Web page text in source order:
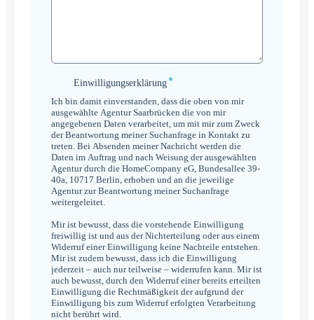
Einwilligungserklärung
Einwilligungserklärung*
Ich bin damit einverstanden, dass die oben von mir
ausgewählte Agentur Saarbrücken die von mir
angegebenen Daten verarbeitet, um mit mir zum Zweck
der Beantwortung meiner Suchanfrage in Kontakt zu
treten. Bei Absenden meiner Nachricht werden die
Daten im Auftrag und nach Weisung der ausgewählten
Agentur durch die HomeCompany eG, Bundesallee 39-
40a, 10717 Berlin, erhoben und an die jeweilige
Agentur zur Beantwortung meiner Suchanfrage
weitergeleitet.
Mir ist bewusst, dass die vorstehende Einwilligung
freiwillig ist und aus der Nichterteilung oder aus einem
Widerruf einer Einwilligung keine Nachteile entstehen.
Mir ist zudem bewusst, dass ich die Einwilligung
jederzeit – auch nur teilweise – widerrufen kann. Mir ist
auch bewusst, durch den Widerruf einer bereits erteilten
Einwilligung die Rechtmäßigkeit der aufgrund der
Einwilligung bis zum Widerruf erfolgten Verarbeitung
nicht berührt wird.